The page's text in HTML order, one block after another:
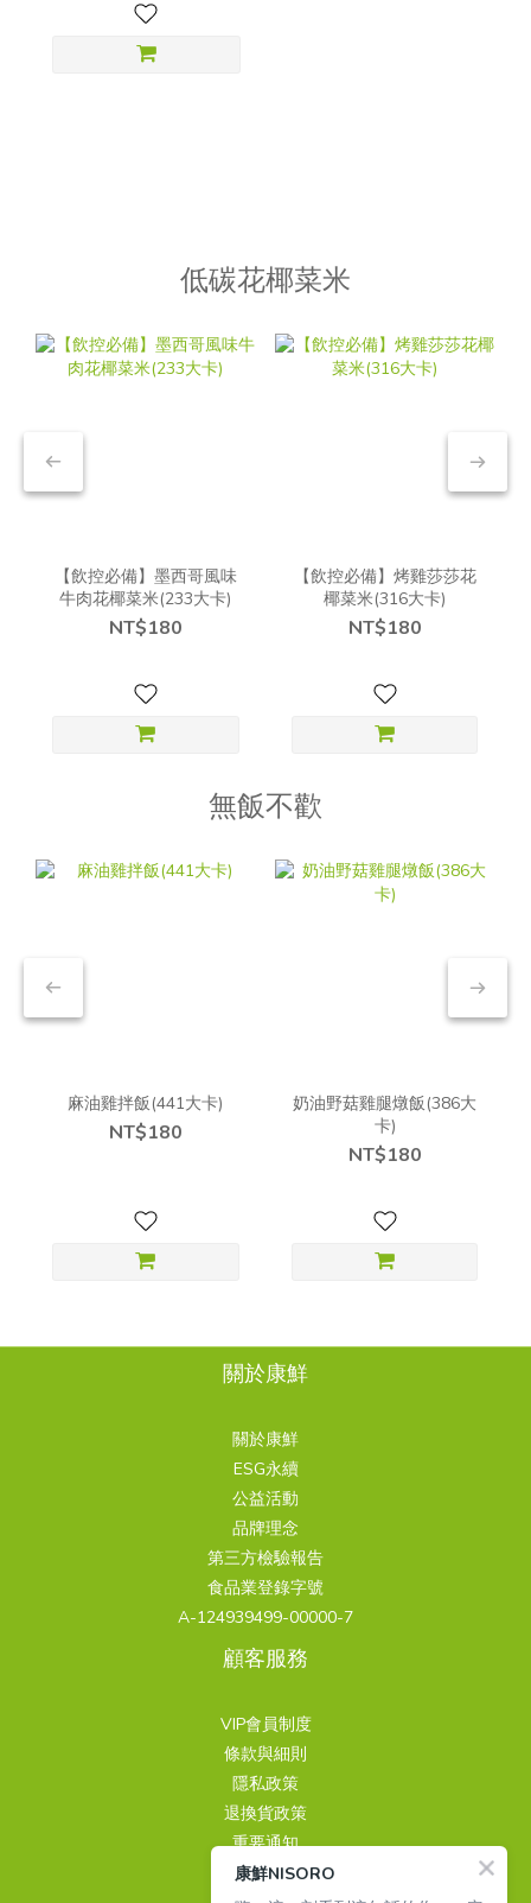
低碳花椰菜米
【飲控必備】墨西哥風味
牛肉花椰菜米(233大卡)
NT$180
【飲控必備】烤雞莎莎花
椰菜米(316大卡)
NT$180
無飯不歡
麻油雞拌飯(441大卡)
NT$180
奶油野菇雞腿燉飯(386大
卡)
NT$180
關於康鮮
關於康鮮
ESG永續
公益活動
品牌理念
第三方檢驗報告
食品業登錄字號
A-124939499-00000-7
顧客服務
VIP會員制度
條款與細則
隱私政策
退換貨政策
重要通知
聯繫我們
康鮮NISORO